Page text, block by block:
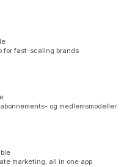
for fast-scaling brands
og medlemsmodeller
marketing, all in one app